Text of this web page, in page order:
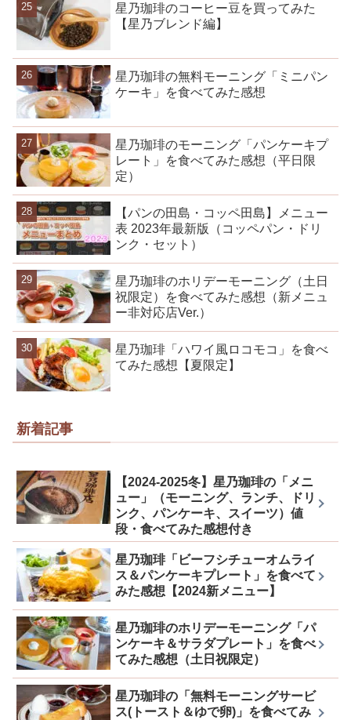
星乃珈琲のコーヒー豆を買ってみた
【星乃ブレンド編】
星乃珈琲の無料モーニング「ミニパン
ケーキ」を食べてみた感想
星乃珈琲のモーニング「パンケーキプ
レート」を食べてみた感想（平日限
定）
【パンの田島・コッペ田島】メニュー
表 2023年最新版（コッペパン・ドリ
ンク・セット）
星乃珈琲のホリデーモーニング（土日
祝限定）を食べてみた感想（新メニュ
ー非対応店Ver.）
星乃珈琲「ハワイ風ロコモコ」を食べ
てみた感想【夏限定】
新着記事
【2024-2025冬】星乃珈琲の「メニ
ュー」（モーニング、ランチ、ドリ
ンク、パンケーキ、スイーツ）値
段・食べてみた感想付き
星乃珈琲「ビーフシチューオムライ
ス＆パンケーキプレート」を食べて
みた感想【2024新メニュー】
星乃珈琲のホリデーモーニング「パ
ンケーキ＆サラダプレート」を食べ
てみた感想（土日祝限定）
星乃珈琲の「無料モーニングサービ
ス(トースト＆ゆで卵)」を食べてみ